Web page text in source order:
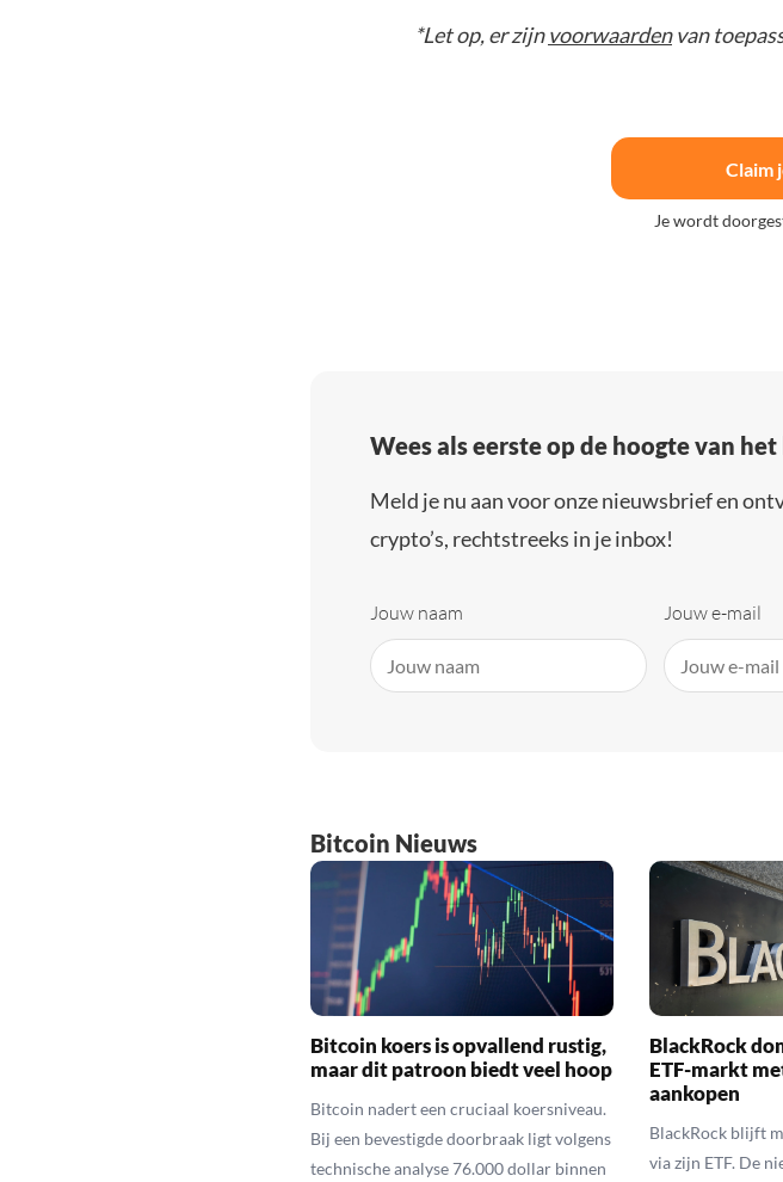
*Let op, er zijnvoorwaardenvan
Claim
Je wordt
Wees als eerste op de hoogte van
Meld je nu aan voor onze nieuwsbrief en
crypto’s, rechtstreeks in je inbox!
Jouw naam Jouw e-mail
Bitcoin Nieuws
Bitcoin koers is opvallend rustig,
maar dit patroon biedt veel hoop
Bitcoin nadert een cruciaal koersniveau.
Bij een bevestigde doorbraak ligt volgens
technische analyse 76.000 dollar binnen
BlackRock
ETF-markt
aankopen
BlackRock blijft
via zijn ETF. De